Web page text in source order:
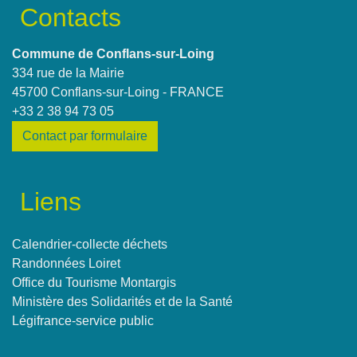
Contacts
Commune de Conflans-sur-Loing
334 rue de la Mairie
45700 Conflans-sur-Loing - FRANCE
+33 2 38 94 73 05
Contact par formulaire
Liens
Calendrier-collecte déchets
Randonnées Loiret
Office du Tourisme Montargis
Ministère des Solidarités et de la Santé
Légifrance-service public